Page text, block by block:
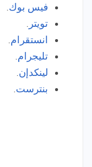
فيس بوك.
تويتر .
انستقرام.
تليجرام.
لينكدإن.
بنترست.